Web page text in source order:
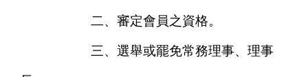
二、審定會員之資格。
三、選舉或罷免常務理事、理事